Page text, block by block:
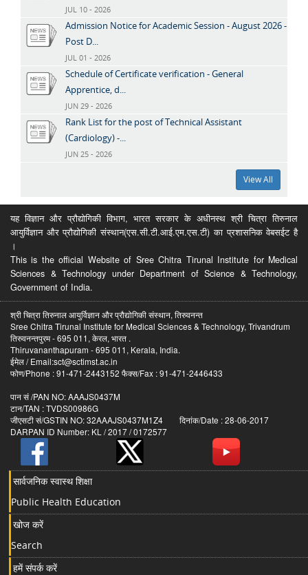
JUL 10 - 2026
Admission Notice for Academic Session - August 2026 -
Post D...
JUL 01 - 2026
Schedule of Certificate verification - General
Apprentice, d...
JUN 29 - 2026
Rank List for the post of Technical Assistant
(Cardiology) -...
JUN 25 - 2026
View All
यह विज्ञान और प्रौद्योगिकी विभाग, भारत सरकार के अधीनस्थ श्री चित्रा तिरुनाल
आयुर्विज्ञान और प्रौद्योगिकी संस्थान(एस.सी.टी.आई.एम.एस.टी) का प्रशासनिक वेबसईट है
।
This is the official Website of Sree Chitra Tirunal Institute for Medical
Sciences & Technology under Department of Science & Technology,
Government of India.
श्री चित्रा तिरुनाल आयुर्विज्ञान और प्रौद्योगिकी संस्थान, तिरुवनन्त
Sree Chitra Tirunal Institute for Medical Sciences & Technology, Trivandrum
तिरुवनन्तपुरम - 695 011, केरल, भारत .
Thiruvananthapuram - 695 011, Kerala, India.
ईमेल / Email:sct@sctimst.ac.in
फोण/Phone : 91-471-2443152 फैक्स/Fax : 91-471-2446433
पान सं /PAN NO: AAAJS0437M
टान/TAN : TVDS00986G
जीएसटी सं/GSTIN NO: 32AAAJS0437M1Z4 दिनांक/Date : 28-06-2017
DARPAN ID Number: KL / 2017 / 0172577
सार्वजनिक स्वास्थ शिक्षा
Public Health Education
खोज करें
Search
हमें संपर्क करें